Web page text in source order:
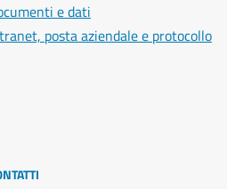
e dati
posta aziendale e protocollo